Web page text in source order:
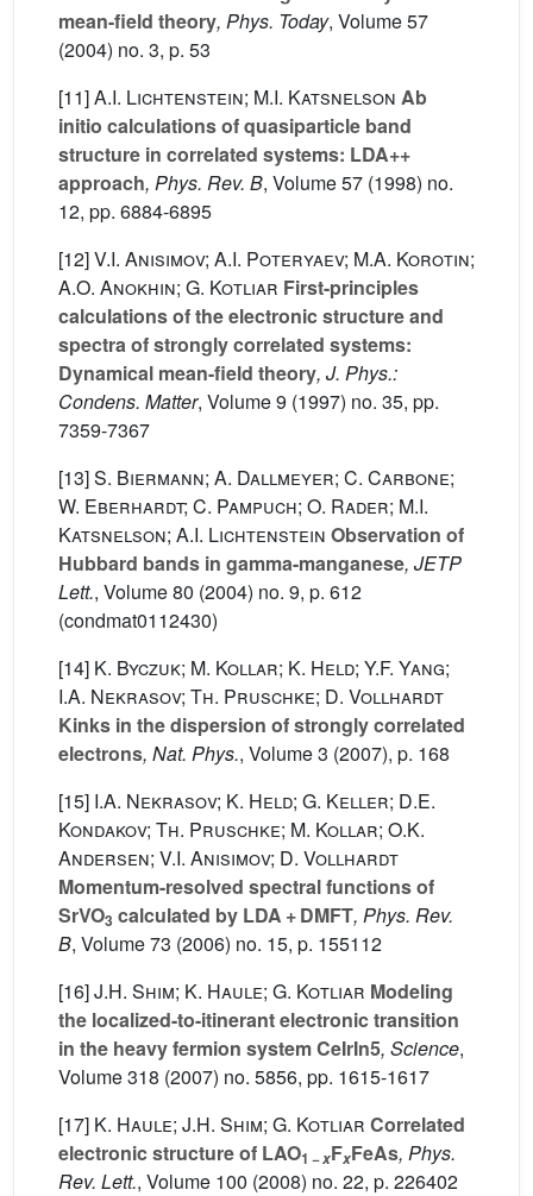
mean-field theory, Phys. Today, Volume 57
(2004) no. 3, p. 53
[11]A.I. Lichtenstein; M.I. Katsnelson Ab
initio calculations of quasiparticle band
structure in correlated systems: LDA++
approach, Phys. Rev. B, Volume 57 (1998) no.
12, pp. 6884-6895
[12]V.I. Anisimov; A.I. Poteryaev; M.A. Korotin;
A.O. Anokhin; G. Kotliar First-principles
calculations of the electronic structure and
spectra of strongly correlated systems:
Dynamical mean-field theory, J. Phys.:
Condens. Matter, Volume 9 (1997) no. 35, pp.
7359-7367
[13]S. Biermann; A. Dallmeyer; C. Carbone;
W. Eberhardt; C. Pampuch; O. Rader; M.I.
Katsnelson; A.I. Lichtenstein Observation of
Hubbard bands in gamma-manganese, JETP
Lett., Volume 80 (2004) no. 9, p. 612
(condmat0112430)
[14] K. Byczuk; M. Kollar; K. Held; Y.F. Yang;
I.A. Nekrasov; Th. Pruschke; D. Vollhardt
Kinks in the dispersion of strongly correlated
electrons, Nat. Phys., Volume 3 (2007), p. 168
[15] I.A. Nekrasov; K. Held; G. Keller; D.E.
Kondakov; Th. Pruschke; M. Kollar; O.K.
Andersen; V.I. Anisimov; D. Vollhardt
Momentum-resolved spectral functions of
SrVO3 calculated by LDA + DMFT, Phys. Rev.
B, Volume 73 (2006) no. 15, p. 155112
[16]J.H. Shim; K. Haule; G. Kotliar Modeling
the localized-to-itinerant electronic transition
in the heavy fermion system CeIrIn5, Science,
Volume 318 (2007) no. 5856, pp. 1615-1617
[17] K. Haule; J.H. Shim; G. Kotliar Correlated
electronic structure of LAO1 −xFxFeAs, Phys.
Rev. Lett., Volume 100 (2008) no. 22, p. 226402